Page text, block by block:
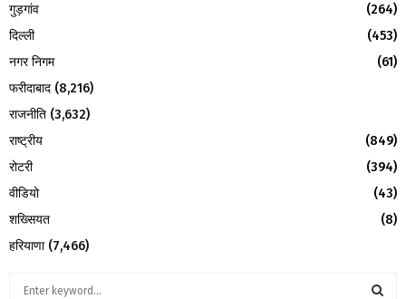
गुड़गांव
(264)
दिल्ली
(453)
नगर निगम
(61)
फरीदाबाद (8,216)
राजनीति (3,632)
राष्ट्रीय
(849)
रोटरी
(394)
वीडियो
(43)
शख्सियत
(8)
हरियाणा(7,466)